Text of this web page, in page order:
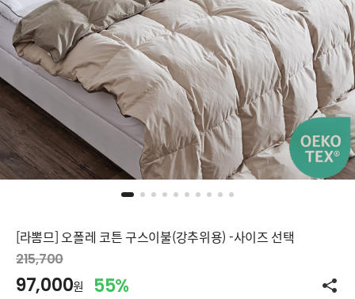
[라뽐므] 오폴레 코튼 구스이불(강추위용) -사이즈 선택
215,700
97,000원 55%